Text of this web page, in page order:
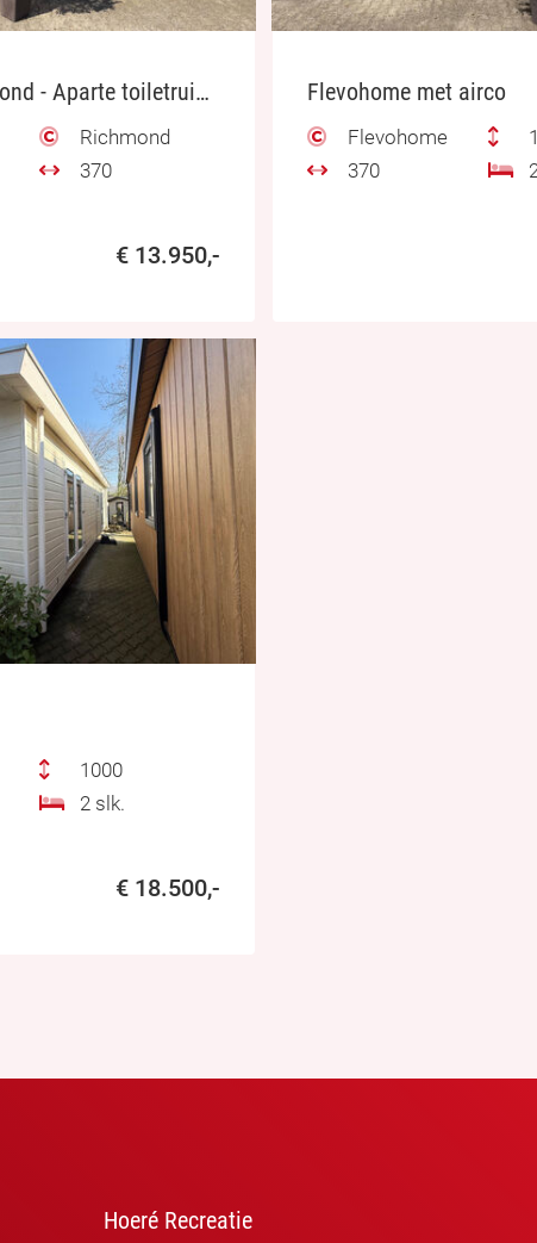
Willerby Richmond - Aparte toiletruimte
Richmond
370
€ 13.950,-
Flevohome met airco
Flevohome
370
1000
2 slk.
€ 18.500,-
Hoeré Recreatie